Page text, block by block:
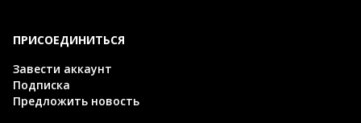
ПРИСОЕДИНИТЬСЯ
Завести аккаунт
Подписка
Предложить новость